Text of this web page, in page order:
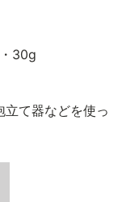
30g
て器などを使っ